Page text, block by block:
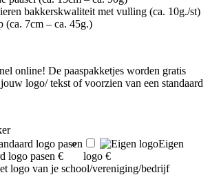
bakkerskwaliteit met vulling (ca. 10g./st)
(ca. 7cm – ca. 45g.)
online! De paaspakketjes worden gratis
logo/ tekst of voorzien van een standaard
logo pasen €
Eigen
logo €
logo van je school/vereniging/bedrijf